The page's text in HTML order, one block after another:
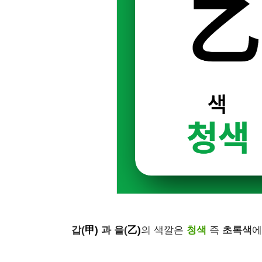
갑(甲) 과 을(乙)의 색깔은 청색 즉 초록색